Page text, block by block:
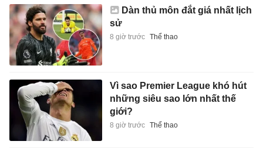
Dàn thủ môn đắt giá nhất lịch
sử
8 giờ trước Thể thao
Vì sao Premier League khó hút
những siêu sao lớn nhất thế
giới?
8 giờ trước Thể thao